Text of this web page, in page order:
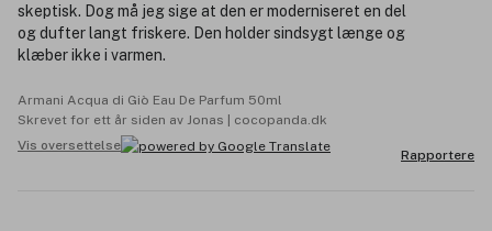
skeptisk. Dog må jeg sige at den er moderniseret en del
og dufter langt friskere. Den holder sindsygt længe og
klæber ikke i varmen.
Armani Acqua di Giò Eau De Parfum 50ml
Skrevet for ett år siden av Jonas | cocopanda.dk
Vis oversettelse
Rapportere